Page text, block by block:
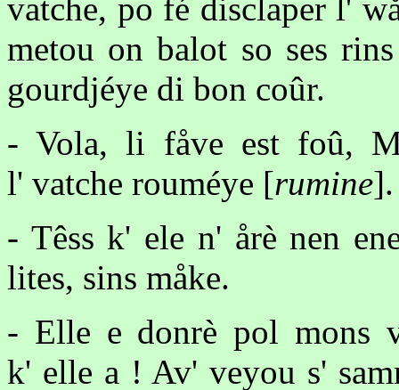
vatche, po fé disclaper l'
metou on balot so ses
gourdjéye di bon coûr.
- Vola, li fåve est foû,
l' vatche rouméye [rumine].
- Têss k' ele n' årè nen
lites, sins måke.
- Elle e donrè pol mons
k' elle a ! Av' veyou s'